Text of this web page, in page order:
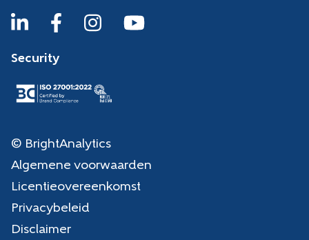
Security
© BrightAnalytics
Algemene voorwaarden
Licentieovereenkomst
Privacybeleid
Disclaimer